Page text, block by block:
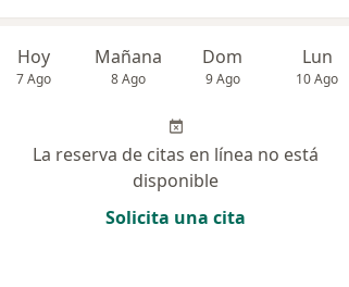
Hoy
7 Ago
Mañana
8 Ago
Dom
9 Ago
Lun
10 Ago
La reserva de citas en línea no está
disponible
Solicita una cita